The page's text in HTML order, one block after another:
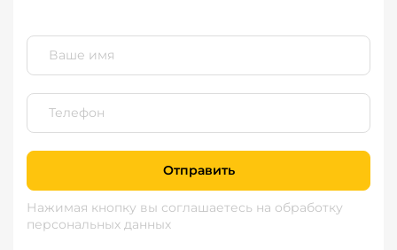
Отправить
Нажимая кнопку вы соглашаетесь на обработку
персональных данных